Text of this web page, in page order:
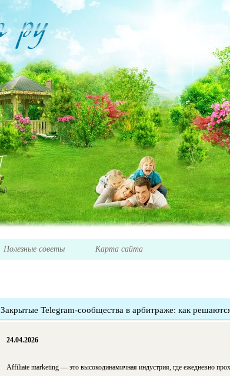
Полезные советы Карта сайта
Закрытые Telegram-сообщества в арбитраже: как
24.04.2026
Affiliate marketing — это высокодинамичная индустрия, где ежедневно